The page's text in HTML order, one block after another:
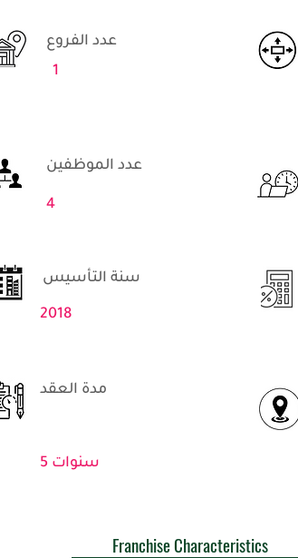
عدد الفروع
1
4
سنة التأسيس
2018
مدة العقد
5 سنوات
Franchise Characteristics